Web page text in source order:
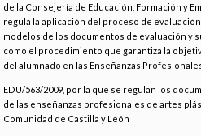
de la Consejería de Educación, Formación y
regula la aplicación del proceso de
modelos de los documentos de evaluación y
como el procedimiento que garantiza la
del alumnado en las Enseñanzas
EDU/563/2009, por la que se regulan los
de las enseñanzas profesionales de artes
Comunidad de Castilla y León